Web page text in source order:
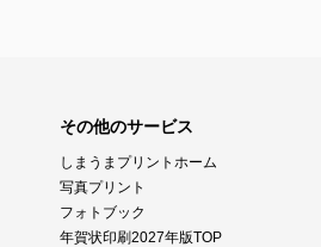
その他のサービス
しまうまプリントホーム
写真プリント
フォトブック
年賀状印刷2027年版TOP